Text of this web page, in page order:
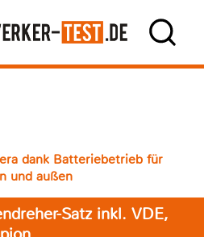
dank Batteriebetrieb für
und außen
Satz inkl. VDE,